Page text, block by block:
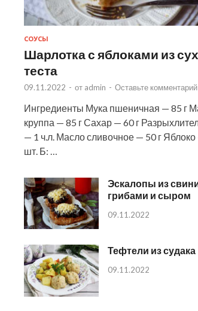
СОУСЫ
Шарлотка с яблоками из
теста
09.11.2022 - от admin - Оставьте комментарий
Ингредиенты Мука пшеничная — 85 г
круппа — 85 г Сахар — 60 г
— 1 ч.л. Масло сливочное — 50 г
шт. Б: …
Эскалопы из
грибами и сыром
09.11.2022
Тефтели из судака
09.11.2022